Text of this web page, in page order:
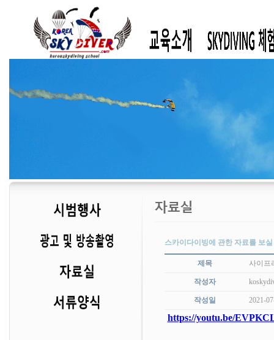
스카이다이빙에 관한 자료를 보
제목 사이프
작성자
작성일 2021-
https://youtu.be/